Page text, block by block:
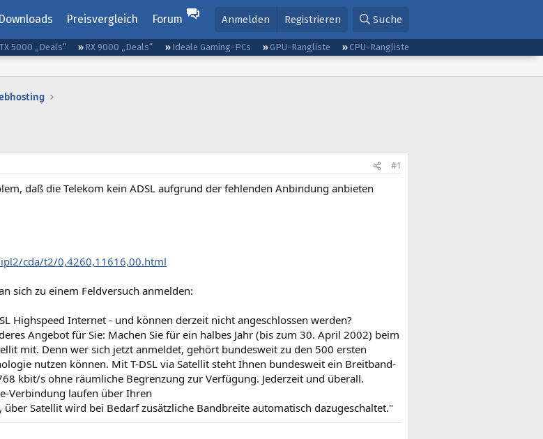
Downloads Preisvergleich Forum Anmelden Registrieren Suche
5000 „Deals“ RX 9000 „Deals“ Ideale Gaming-PCs GPU-Rangliste
CPU-Rangliste
#1
daß die Telekom kein ADSL aufgrund der fehlenden Anbindung anbieten
cda/t2/0,4260,11616,00.html
sich zu einem Feldversuch anmelden:
Highspeed Internet - und können derzeit nicht angeschlossen werden?
Angebot für Sie: Machen Sie für ein halbes Jahr (bis zum 30. April 2002) beim
mit. Denn wer sich jetzt anmeldet, gehört bundesweit zu den 500 ersten
nutzen können. Mit T-DSL via Satellit steht Ihnen bundesweit ein Breitband-
kbit/s ohne räumliche Begrenzung zur Verfügung. Jederzeit und überall.
Verbindung laufen über Ihren
über Satellit wird bei Bedarf zusätzliche Bandbreite automatisch dazugeschaltet."